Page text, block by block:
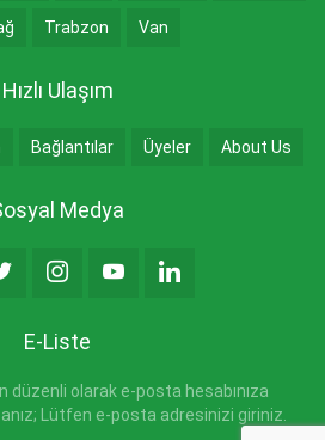
Trabzon Van
Hızlı Ulaşım
Bağlantılar Üyeler About Us
Medya
E-Liste
düzenli olarak e-posta hesabınıza
Lütfen e-posta adresinizi giriniz.